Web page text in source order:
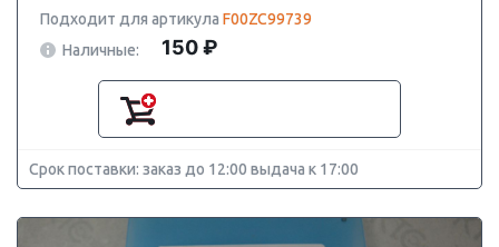
Подходит для артикула F00ZC99739
Наличные:
150 ₽
Срок поставки: заказ до 12:00 выдача к 17:00